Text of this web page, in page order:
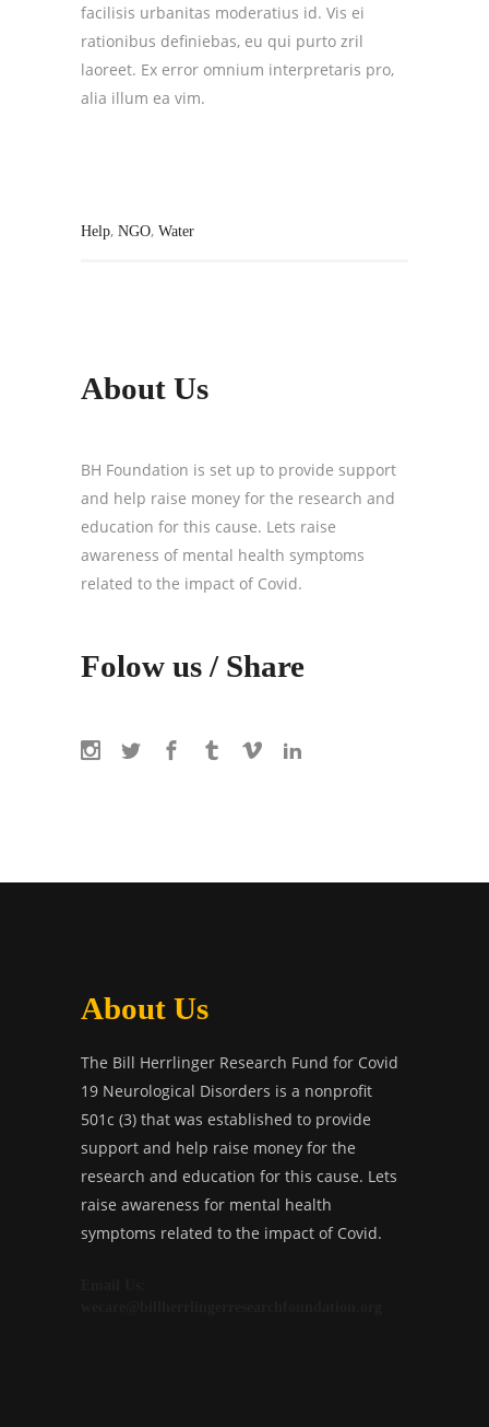
facilisis urbanitas moderatius id. Vis ei
rationibus definiebas, eu qui purto zril
laoreet. Ex error omnium interpretaris pro,
alia illum ea vim.
Help, NGO, Water
About Us
BH Foundation is set up to provide support
and help raise money for the research and
education for this cause. Lets raise
awareness of mental health symptoms
related to the impact of Covid.
Folow us / Share
About Us
The Bill Herrlinger Research Fund for Covid
19 Neurological Disorders is a nonprofit
501c (3) that was established to provide
support and help raise money for the
research and education for this cause. Lets
raise awareness for mental health
symptoms related to the impact of Covid.